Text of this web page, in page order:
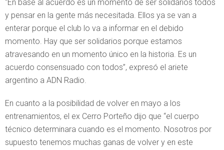
“En base al acuerdo es un momento de ser solidarios todos
y pensar en la gente más necesitada. Ellos ya se van a
enterar porque el club lo va a informar en el debido
momento. Hay que ser solidarios porque estamos
atravesando en un momento único en la historia. Es un
acuerdo consensuado con todos”, expresó el ariete
argentino a ADN Radio.
En cuanto a la posibilidad de volver en mayo a los
entrenamientos, el ex Cerro Porteño dijo que “el cuerpo
técnico determinara cuando es el momento. Nosotros por
supuesto tenemos muchas ganas de volver y en este